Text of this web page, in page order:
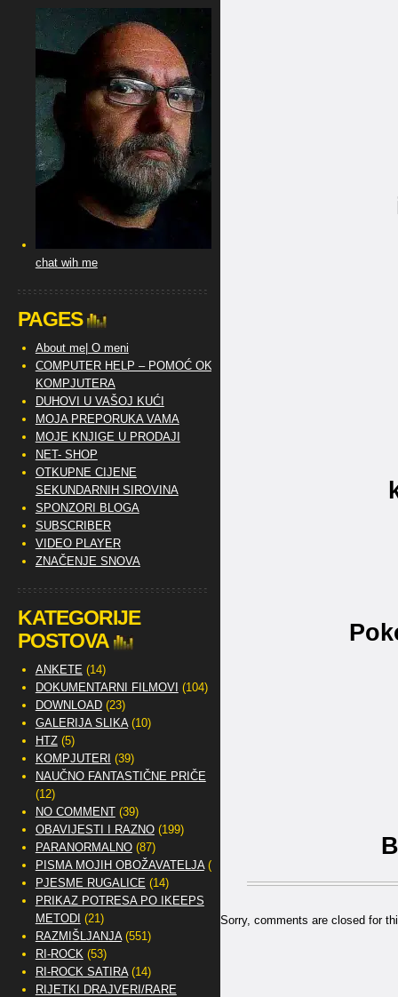
Sorry, comments are closed for
chat wih me
PAGES
About me| O meni
COMPUTER HELP – POMOĆ OKO
KOMPJUTERA
DUHOVI U VAŠOJ KUĆI
MOJA PREPORUKA VAMA
MOJE KNJIGE U PRODAJI
NET- SHOP
OTKUPNE CIJENE
SEKUNDARNIH SIROVINA
SPONZORI BLOGA
SUBSCRIBER
VIDEO PLAYER
ZNAČENJE SNOVA
KATEGORIJE
POSTOVA
ANKETE (14)
DOKUMENTARNI FILMOVI (104)
DOWNLOAD(23)
GALERIJA SLIKA(10)
HTZ(5)
KOMPJUTERI (39)
NAUČNO FANTASTIČNE PRIČE
(12)
NO COMMENT(39)
OBAVIJESTI I RAZNO(199)
PARANORMALNO(87)
PISMA MOJIH OBOŽAVATELJA(2)
PJESME RUGALICE (14)
PRIKAZ POTRESA PO IKEEPS
METODI (21)
RAZMIŠLJANJA(551)
RI-ROCK(53)
RI-ROCK SATIRA(14)
RIJETKI DRAJVERI/RARE